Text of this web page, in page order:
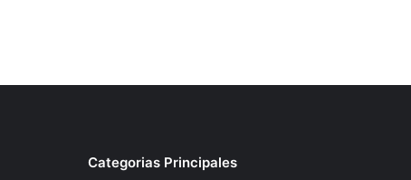
Categorias Principales